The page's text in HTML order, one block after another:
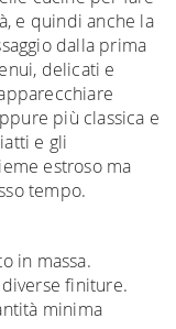
e quindi anche la
dalla prima
delicati e
più classica e
e gli
estroso ma
tempo.
in massa.
finiture.
minima